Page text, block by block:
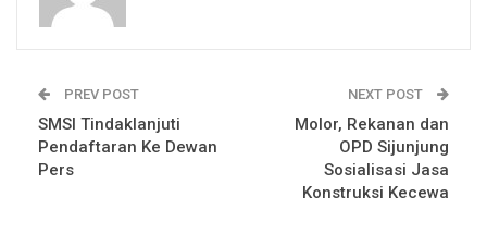
PREV POST
SMSI Tindaklanjuti
Pendaftaran Ke Dewan
Pers
NEXT POST
Molor, Rekanan dan
OPD Sijunjung
Sosialisasi Jasa
Konstruksi Kecewa